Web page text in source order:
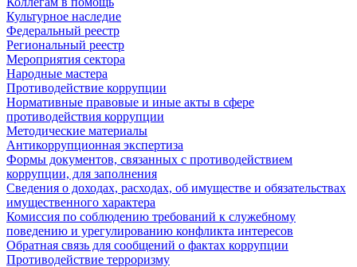
Культурное наследие
Федеральный реестр
Региональный реестр
Мероприятия сектора
Народные мастера
Противодействие коррупции
Нормативные правовые и иные акты в сфере
противодействия коррупции
Методические материалы
Антикоррупционная экспертиза
Формы документов, связанных с противодействием
коррупции, для заполнения
Сведения о доходах, расходах, об имуществе и обязательствах
имущественного характера
Комиссия по соблюдению требований к служебному
поведению и урегулированию конфликта интересов
Обратная связь для сообщений о фактах коррупции
Противодействие терроризму